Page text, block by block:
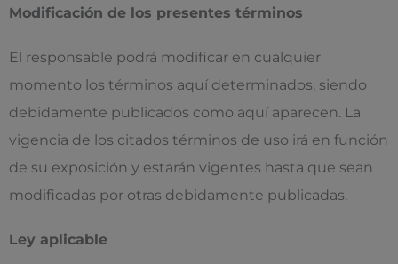
Modificación de los presentes términos
El responsable podrá modificar en cualquier
momento los términos aquí determinados, siendo
debidamente publicados como aquí aparecen. La
vigencia de los citados términos de uso irá en función
de su exposición y estarán vigentes hasta que sean
modificadas por otras debidamente publicadas.
Ley aplicable